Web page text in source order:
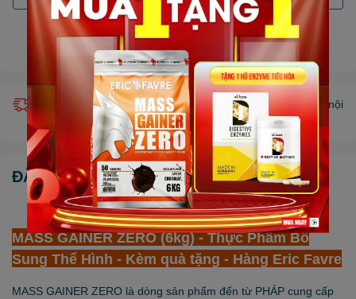
Gọi đặt mua0931.341.646(7:30 - 22:00)
Giao hàng miễn phí nội thành HCM (chỉ áp dụng khu vực nội
thành bán kính 10km) *Chỉ áp dụng một số sản phẩm.
ĐẶC ĐIỂM NỔI BẬT
MASS GAINER ZERO (6kg) - Thực Phẩm Bổ
Sung Thể Hình - Kèm quà tặng - Hàng Eric Favre
MASS GAINER ZERO là dòng sản phẩm đến từ PHÁP cung cấp